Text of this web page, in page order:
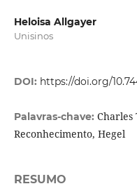
Heloisa Allgayer
Unisinos
DOI: https://doi.org/
Palavras-chave: Charles
Reconhecimento, Hegel
RESUMO